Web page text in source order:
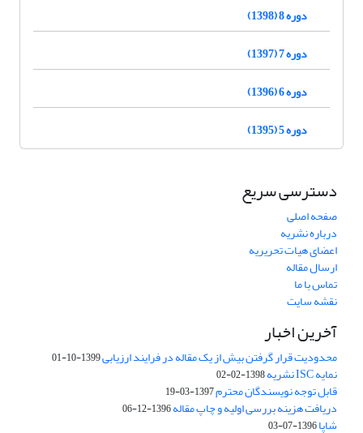
دوره 8 (1398)
دوره 7 (1397)
دوره 6 (1396)
دوره 5 (1395)
دسترسی سریع
صفحه اصلی
درباره نشریه
اعضای هیات تحریریه
ارسال مقاله
تماس با ما
نقشه سایت
آخرین اخبار
محدودیت قرار گرفتن بیش از یک مقاله در فرایند ارزیابی1399-10-01
نمایه ISC نشریه 1398-02-02
قابل توجه نویسندگان محترم1397-03-19
دریافت هزینه بررسی اولیه و چاپ مقاله1396-12-06
شاپا1396-07-03